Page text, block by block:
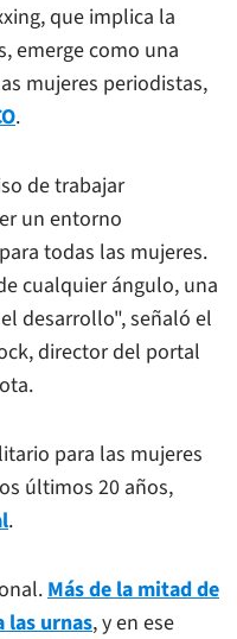
que implica la
emerge como una
mujeres periodistas,
.
de trabajar
un entorno
todas las mujeres.
cualquier ángulo, una
desarrollo", señaló el
director del portal
para las mujeres
últimos 20 años,
.
Más de la mitad de
las urnas, y en ese